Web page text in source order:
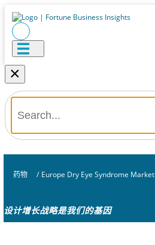
×
药物 / Europe Dry Eye Syndrome Market
设计增长战略是我们的基因